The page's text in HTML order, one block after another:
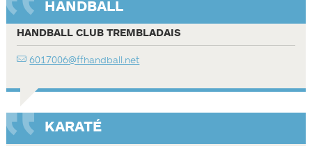
HANDBALL
HANDBALL CLUB TREMBLADAIS
6017006@ffhandball.net
KARATÉ